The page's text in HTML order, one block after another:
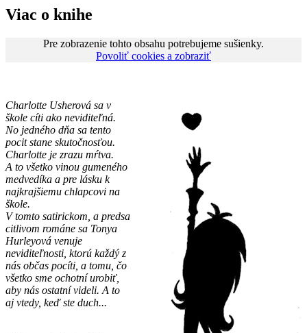
Viac o knihe
Pre zobrazenie tohto obsahu potrebujeme sušienky.
Povoliť cookies a zobraziť
Charlotte Usherová sa v
škole cíti ako neviditeľná.
No jedného dňa sa tento
pocit stane skutočnosťou.
Charlotte je zrazu mŕtva.
A to všetko vinou gumeného
medvedíka a pre lásku k
najkrajšiemu chlapcovi na
škole.
V tomto satirickom, a predsa
citlivom románe sa Tonya
Hurleyová venuje
neviditeľnosti, ktorú každý z
nás občas pocíti, a tomu, čo
všetko sme ochotní urobiť,
aby nás ostatní videli. A to
aj vtedy, keď ste duch...